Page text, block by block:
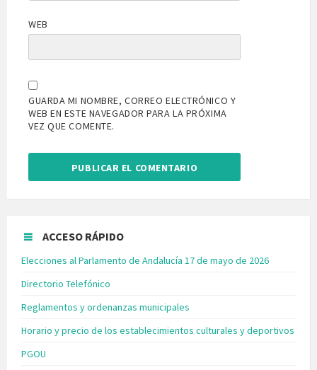
WEB
GUARDA MI NOMBRE, CORREO ELECTRÓNICO Y
WEB EN ESTE NAVEGADOR PARA LA PRÓXIMA
VEZ QUE COMENTE.
ACCESO RÁPIDO
Elecciones al Parlamento de Andalucía 17 de mayo de 2026
Directorio Telefónico
Reglamentos y ordenanzas municipales
Horario y precio de los establecimientos culturales y deportivos
PGOU